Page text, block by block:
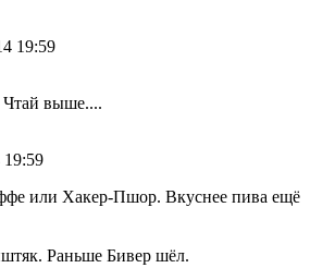
19:59
Чтай выше....
19:59
или Хакер-Пшор. Вкуснее пива ещё
Раньше Бивер шёл.